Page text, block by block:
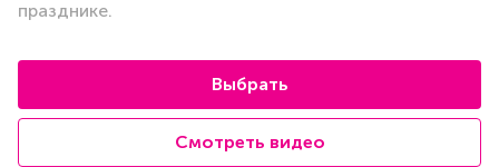
празднике.
Выбрать
Смотреть видео